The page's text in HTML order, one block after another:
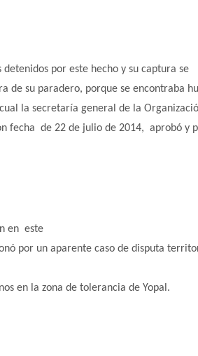
por este hecho y su captura se
de su paradero, porque se encontraba
la secretaría general de la
fecha de 22 de julio de 2014, aprobó y
en este
por un aparente caso de disputa
en la zona de tolerancia de Yopal.